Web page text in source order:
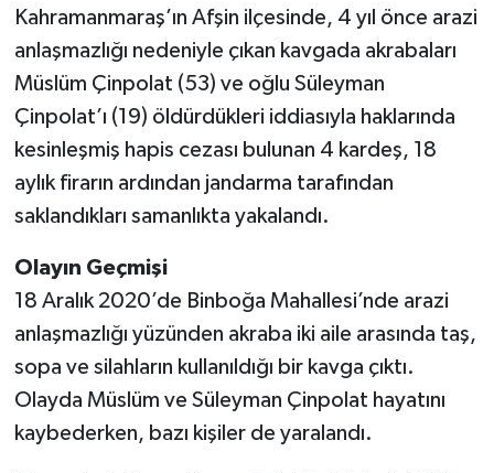
Kahramanmaraş’ın Afşin ilçesinde, 4 yıl önce arazi
anlaşmazlığı nedeniyle çıkan kavgada akrabaları
Müslüm Çinpolat (53) ve oğlu Süleyman
Çinpolat’ı (19) öldürdükleri iddiasıyla haklarında
kesinleşmiş hapis cezası bulunan 4 kardeş, 18
aylık firarın ardından jandarma tarafından
saklandıkları samanlıkta yakalandı.
Olayın Geçmişi
18 Aralık 2020’de Binboğa Mahallesi’nde arazi
anlaşmazlığı yüzünden akraba iki aile arasında taş,
sopa ve silahların kullanıldığı bir kavga çıktı.
Olayda Müslüm ve Süleyman Çinpolat hayatını
kaybederken, bazı kişiler de yaralandı.
KADIN-AİLE
YEREL YÖNETİM
MEDYA
ÜÇÜNCÜ SAYFA
Yemek
SİVİL TOPLUM